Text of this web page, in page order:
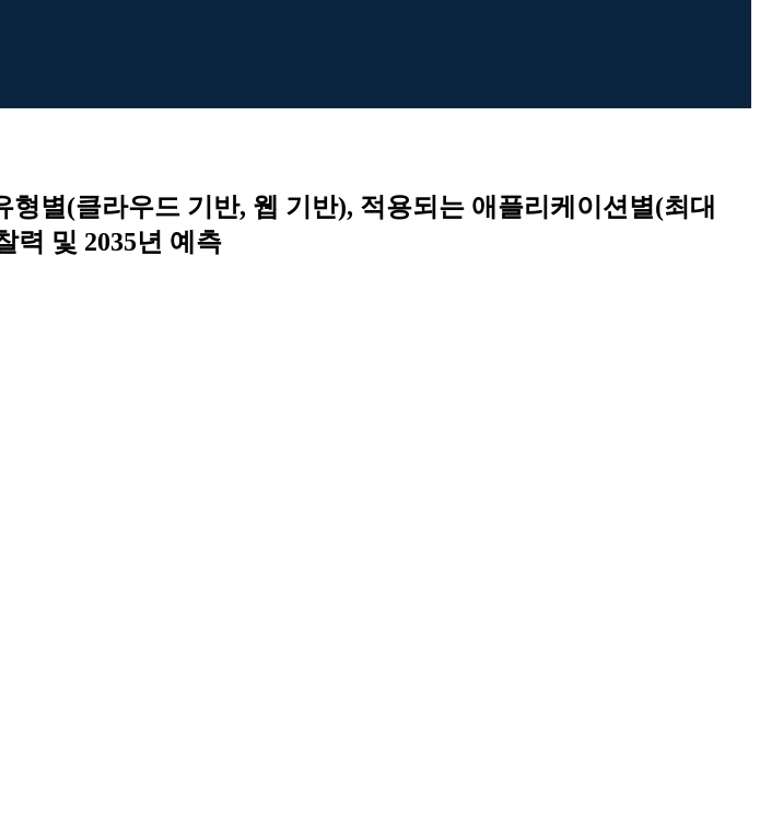
별(클라우드 기반, 웹 기반), 적용되는 애플리케이션별(최대
력 및 2035년 예측